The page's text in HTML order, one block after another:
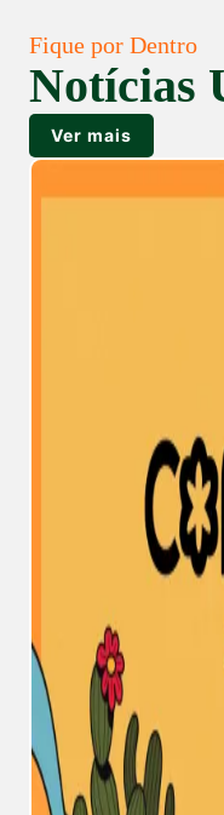
Fique por Dentro
Notícias
Ver mais